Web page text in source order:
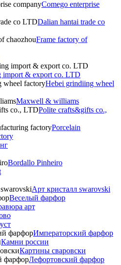
Comego enterprise
Dalian hantai trade co
Frame factory of
import & export co. LTD
Hebei grindiing wheel
Maxwell & williams
Polite crafts&gifts co.,
Porcelain
Bordallo Pinheiro
Арт кристалл swarovski
Веселый фарфор
арт
Императорский фарфор
Камни россии
Картины сваровски
Лефортовский фарфор